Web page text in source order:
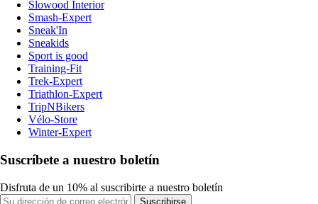
Slowood Interior
Smash-Expert
Sneak'In
Sneakids
Sport is good
Training-Fit
Trek-Expert
Triathlon-Expert
TripNBikers
Vélo-Store
Winter-Expert
Suscríbete a nuestro boletín
Disfruta de un 10% al suscribirte a nuestro boletín
Suscribirse